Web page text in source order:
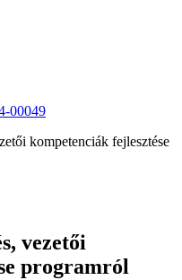
00049
kompetenciák fejlesztése
vezetői
programról